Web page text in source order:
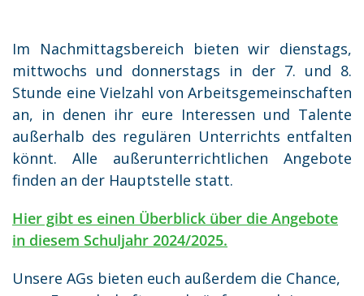
Im Nachmittagsbereich bieten wir dienstags,
mittwochs und donnerstags in der 7. und 8.
Stunde eine Vielzahl von Arbeitsgemeinschaften
an, in denen ihr eure Interessen und Talente
außerhalb des regulären Unterrichts entfalten
könnt. Alle außerunterrichtlichen Angebote
finden an der Hauptstelle statt.
Hier gibt es einen Überblick über die Angebote
in diesem Schuljahr 2024/2025.
Unsere AGs bieten euch außerdem die Chance,